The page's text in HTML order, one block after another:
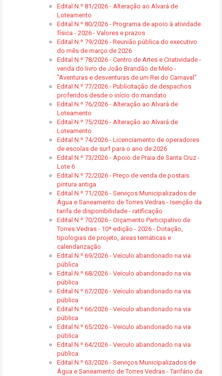
Edital N.º 81/2026 - Alteração ao Alvará de
Loteamento
Edital N.º 80/2026 - Programa de apoio à atividade
física - 2026 - Valores e prazos
Edital N.º 79/2026 - Reunião pública do executivo
do mês de março de 2026
Edital N.º 78/2026 - Centro de Artes e Criatividade -
venda do livro de João Brandão de Melo -
"Aventuras e desventuras de um Rei do Carnaval"
Edital N.º 77/2026 - Publicitação de despachos
proferidos desde o início do mandato
Edital N.º 76/2026 - Alteração ao Alvará de
Loteamento
Edital N.º 75/2026 - Alteração ao Alvará de
Loteamento
Edital N.º 74/2026 - Licenciamento de operadores
de escolas de surf para o ano de 2026
Edital N.º 73/2026 - Apoio de Praia de Santa Cruz -
Lote 6
Edital N.º 72/2026 - Preço de venda de postais
pintura antiga
Edital N.º 71/2026 - Serviços Municipalizados de
Água e Saneamento de Torres Vedras - Isenção da
tarifa de disponibilidade - ratificação
Edital N.º 70/2026 - Orçamento Participativo de
Torres Vedras - 10ª edição - 2026 - Dotação,
tipologias de projeto, áreas temáticas e
calendarização
Edital N.º 69/2026 - Veículo abandonado na via
pública
Edital N.º 68/2026 - Veículo abandonado na via
pública
Edital N.º 67/2026 - Veículo abandonado na via
pública
Edital N.º 66/2026 - Veículo abandonado na via
pública
Edital N.º 65/2026 - Veiculo abandonado na via
pública
Edital N.º 64/2026 - Veiculo abandonado na via
pública
Edital N.º 63/2026 - Serviços Municipalizados de
Água e Saneamento de Torres Vedras - Tarifário da